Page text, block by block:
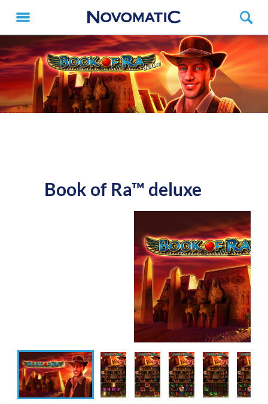
Book of Ra™ deluxe